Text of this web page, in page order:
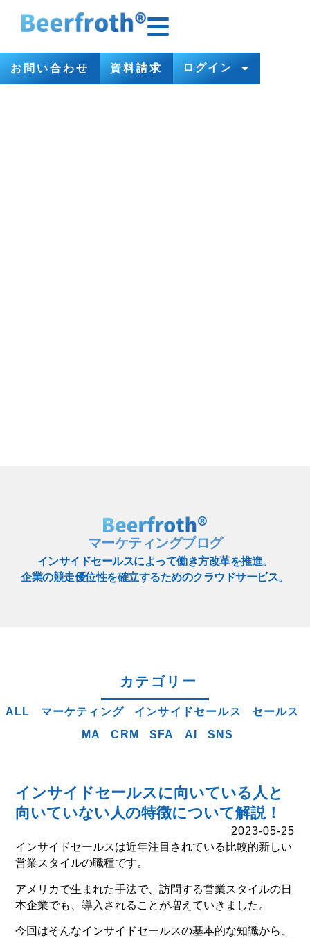
お問い合わせ 資料請求 ログイン
マーケティングブログ
インサイドセールスによって働き方改革を推進。
企業の競走優位性を確立するためのクラウドサービス。
カテゴリー
ALL マーケティング インサイドセールス
セールス
MA
CRM SFA AI SNS
インサイドセールスに向いている人と
向いていない人の特徴について解説！
2023-05-25
インサイドセールスは近年注目されている比較的新しい
営業スタイルの職種です。
アメリカで生まれた手法で、訪問する営業スタイルの日
本企業でも、導入されることが増えていきました。
今回はそんなインサイドセールスの基本的な知識から、